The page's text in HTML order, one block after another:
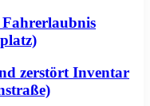
zerstört Inventar